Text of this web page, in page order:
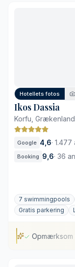
Livlig
Traditionel
Hotellets fotos
Ikos Dassia
Korfu, Grækenland
Google 4,6· 1.477
Booking 9,6· 36
7 swimmingpools
Gratis parkering
Opmærksom